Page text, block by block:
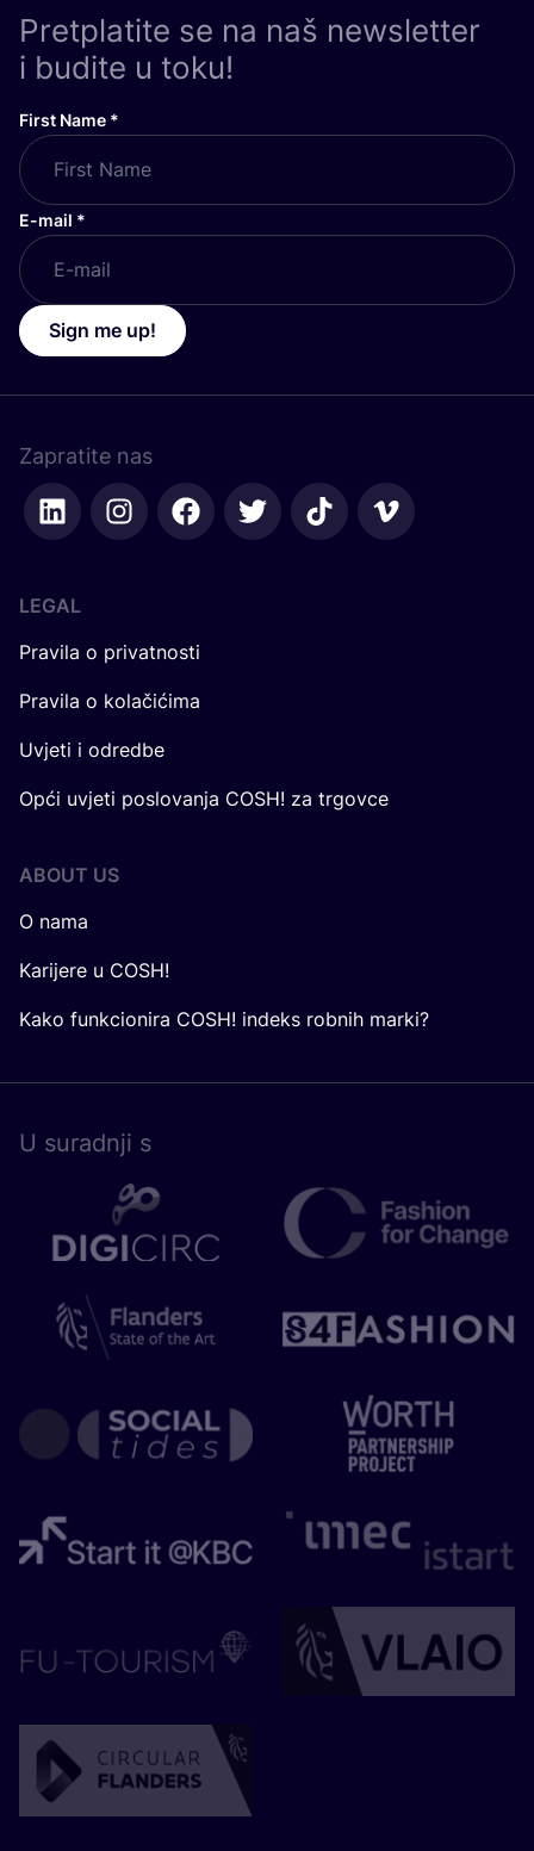
Pretplatite se na naš newsletter
i budite u toku!
First Name *
E-mail *
Sign me up!
Zapratite nas
LEGAL
Pravila o privatnosti
Pravila o kolačićima
Uvjeti i odredbe
Opći uvjeti poslovanja COSH! za trgovce
ABOUT US
O nama
Karijere u COSH!
Kako funkcionira COSH! indeks robnih marki?
U surad­nji s